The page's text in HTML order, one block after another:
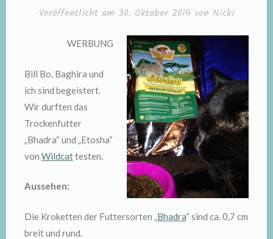
Veröffentlicht am 30. Oktober 2014 von Nicki
WERBUNG
Bill Bo, Baghira und
ich sind begeistert.
Wir durften das
Trockenfutter
„Bhadra“ und „Etosha“
von Wildcattesten.
Aussehen:
Die Kroketten der Futtersorten „ Bhadra“ sind ca. 0,7 cm
breit und rund.